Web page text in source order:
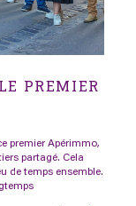
PREMIER
premier Apérimmo,
partagé. Cela
de temps ensemble.